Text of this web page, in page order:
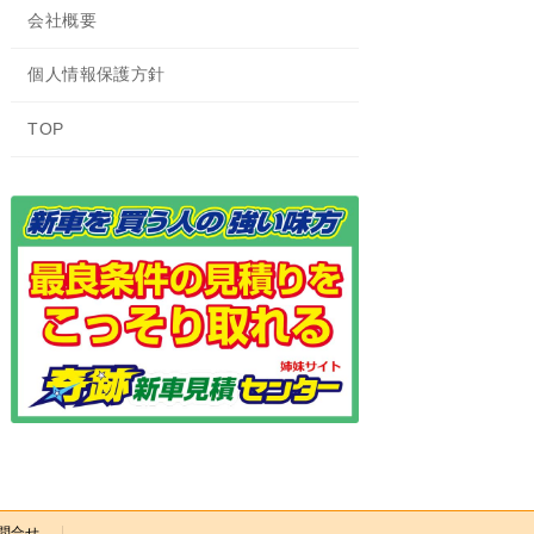
会社概要
個人情報保護方針
TOP